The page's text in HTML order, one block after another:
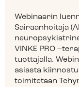
Webinaarin
Sairaanhoitaja
VINKE PRO
tuottajalla.
asiasta
toimitetaan